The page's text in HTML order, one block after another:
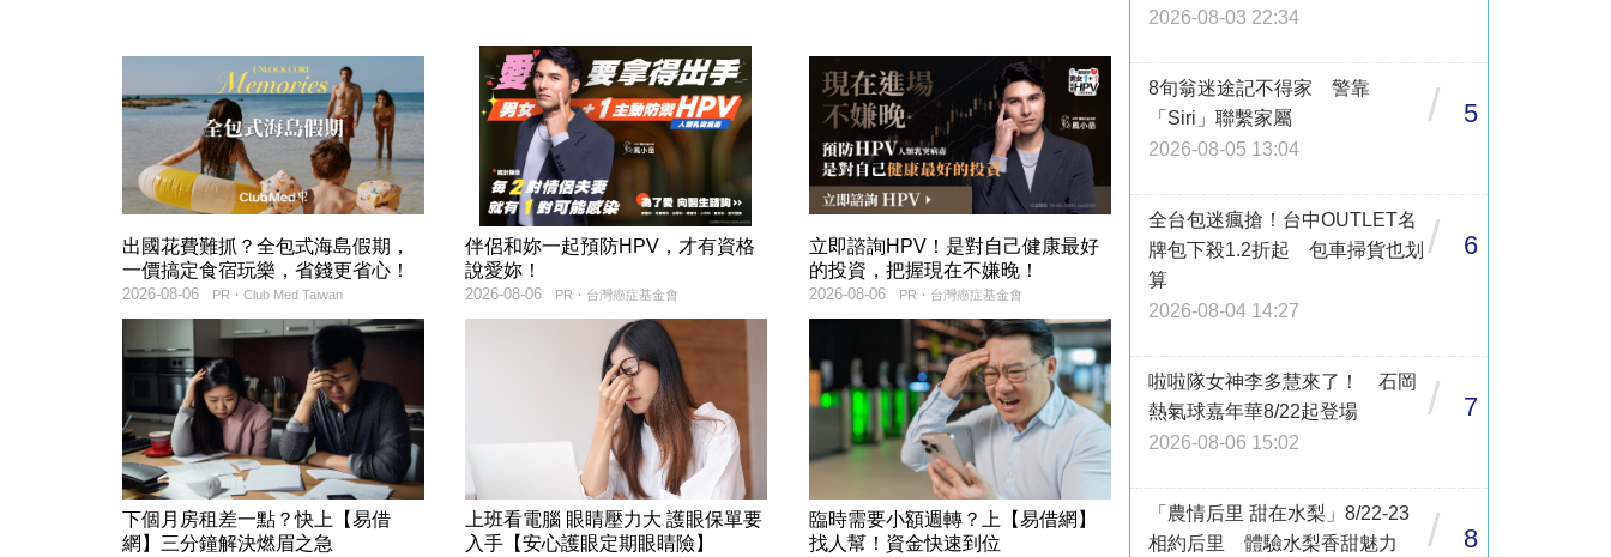
出國花費難抓？全包式海島假期，
一價搞定食宿玩樂，省錢更省心！
PR・Club Med Taiwan
2026-08-06
伴侶和妳一起預防HPV，才有資格
說愛妳！
PR・台灣癌症基金會
2026-08-06
立即諮詢HPV！是對自己健康最好
的投資，把握現在不嫌晚！
PR・台灣癌症基金會
2026-08-06
下個月房租差一點？快上【易借
網】三分鐘解決燃眉之急
上班看電腦 眼睛壓力大 護眼保單要
入手【安心護眼定期眼睛險】
臨時需要小額週轉？上【易借網】
找人幫！資金快速到位
2026-08-03 22:34
8旬翁迷途記不得家 警靠
「Siri」聯繫家屬
2026-08-05 13:04
/ 5
全台包迷瘋搶！台中OUTLET名
牌包下殺1.2折起 包車掃貨也划
算
2026-08-04 14:27
/ 6
啦啦隊女神李多慧來了！ 石岡
熱氣球嘉年華8/22起登場
2026-08-06 15:02
/ 7
「農情后里 甜在水梨」8/22-23
相約后里 體驗水梨香甜魅力
/ 8